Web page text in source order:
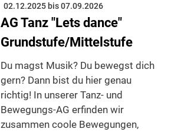
02.12.2025 bis 07.09.2026
AG Tanz "Lets dance"
Grundstufe/Mittelstufe
Du magst Musik? Du bewegst dich
gern? Dann bist du hier genau
richtig! In unserer Tanz- und
Bewegungs-AG erfinden wir
zusammen coole Bewegungen,